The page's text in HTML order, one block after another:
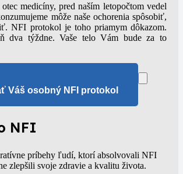
medicíny, pred naším letopočtom vedel
môže naše ochorenia spôsobiť,
NFI protokol je toho priamym dôkazom.
dva týždne. Vaše telo Vám bude za to
Váš osobný NFI protokol
NFI
príbehy ľudí, ktorí absolvovali NFI
zlepšili svoje zdravie a kvalitu života.